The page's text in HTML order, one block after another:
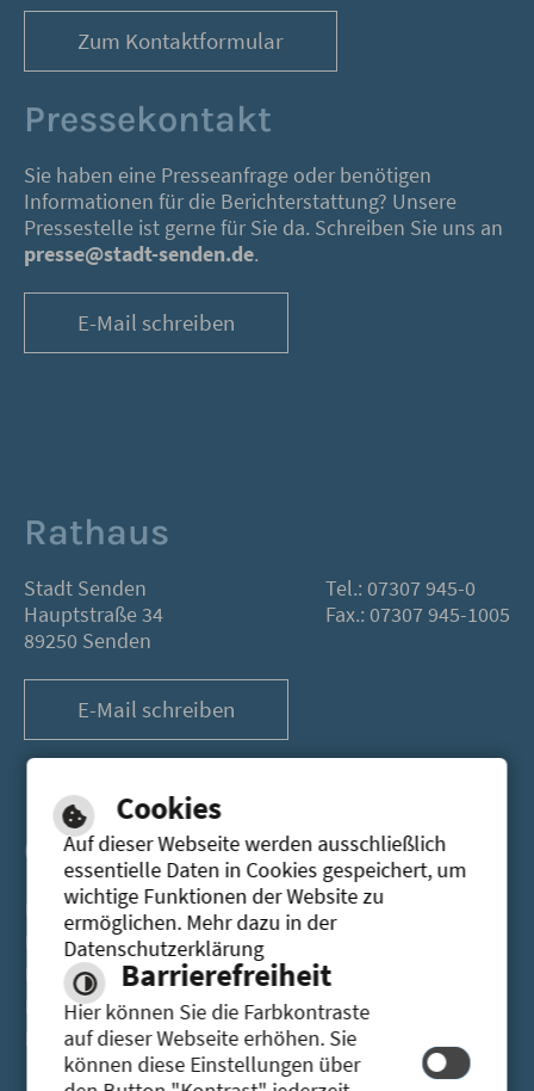
Zum Kontaktformular
Pressekontakt
Sie haben eine Presseanfrage oder benötigen
Informationen für die Berichterstattung? Unsere
Pressestelle ist gerne für Sie da. Schreiben Sie uns an
presse@stadt-senden.de.
E-Mail schreiben
Rathaus
Stadt Senden
Hauptstraße 34
89250 Senden
Tel.: 07307 945-0
Fax.: 07307 945-1005
E-Mail schreiben
Öffnungszeiten
Montag 08.00-12.00 Uhr
13.30 - 16.30 Uhr
Dienstag
08.00-12.00 Uhr
Mittwoch
08.00-12.00 Uhr
Donnerstag
08.00-12.00 Uhr
13.30 - 18.00 Uhr
Freitag
08.00-12.00 Uhr
Cookies
Auf dieser Webseite werden ausschließlich
essentielle Daten in Cookies gespeichert, um
wichtige Funktionen der Website zu
ermöglichen. Mehr dazu in der
Datenschutzerklärung
Barrierefreiheit
Hier können Sie die Farbkontraste
auf dieser Webseite erhöhen. Sie
können diese Einstellungen über